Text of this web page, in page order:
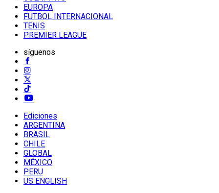
EUROPA
FUTBOL INTERNACIONAL
TENIS
PREMIER LEAGUE
síguenos
Ediciones
ARGENTINA
BRASIL
CHILE
GLOBAL
MÉXICO
PERU
US ENGLISH